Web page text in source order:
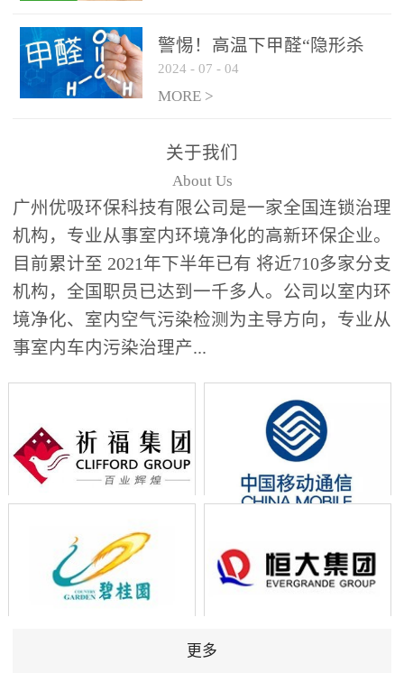
警惕！高温下甲醛“隐形杀
手”来袭，你的家安全吗？
2024 - 07 - 04
MORE >
关于我们
About Us
广州优吸环保科技有限公司是一家全国连锁治理
机构，专业从事室内环境净化的高新环保企业。
目前累计至 2021年下半年已有 将近710多家分支
机构，全国职员已达到一千多人。公司以室内环
境净化、室内空气污染检测为主导方向，专业从
事室内车内污染治理产...
更多